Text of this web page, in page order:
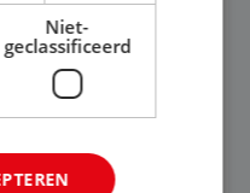
Nederland
je klaar voor de
Niet-
geclassificeerd